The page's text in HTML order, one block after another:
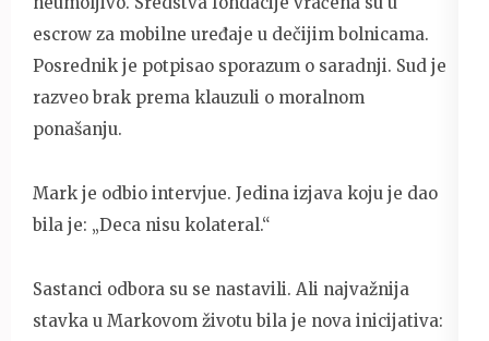
escrow za mobilne uređaje u dečijim bolnicama.
Posrednik je potpisao sporazum o saradnji. Sud je
razveo brak prema klauzuli o moralnom
ponašanju.
Mark je odbio intervjue. Jedina izjava koju je dao
bila je: „Deca nisu kolateral.“
Sastanci odbora su se nastavili. Ali najvažnija
stavka u Markovom životu bila je nova inicijativa: